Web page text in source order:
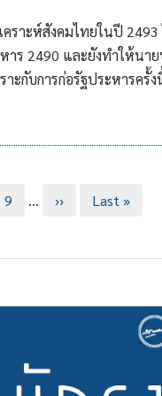
ราะห์สังคมไทยในปี
าร 2490 และยังทำให้น
ะกับการก่อรัฐประหารครั้ง
Page
9 …
Next
››
Last
Last »